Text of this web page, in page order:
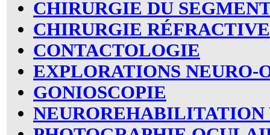
CHIRURGIE DU
CHIRURGIE RÉFRACTIVE
CONTACTOLOGIE
EXPLORATIONS
GONIOSCOPIE